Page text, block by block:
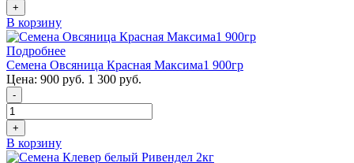
+
В корзину
Подробнее
Семена Овсяница Красная Максима1 900гр
Цена: 900 руб. 1 300 руб.
-
+
В корзину